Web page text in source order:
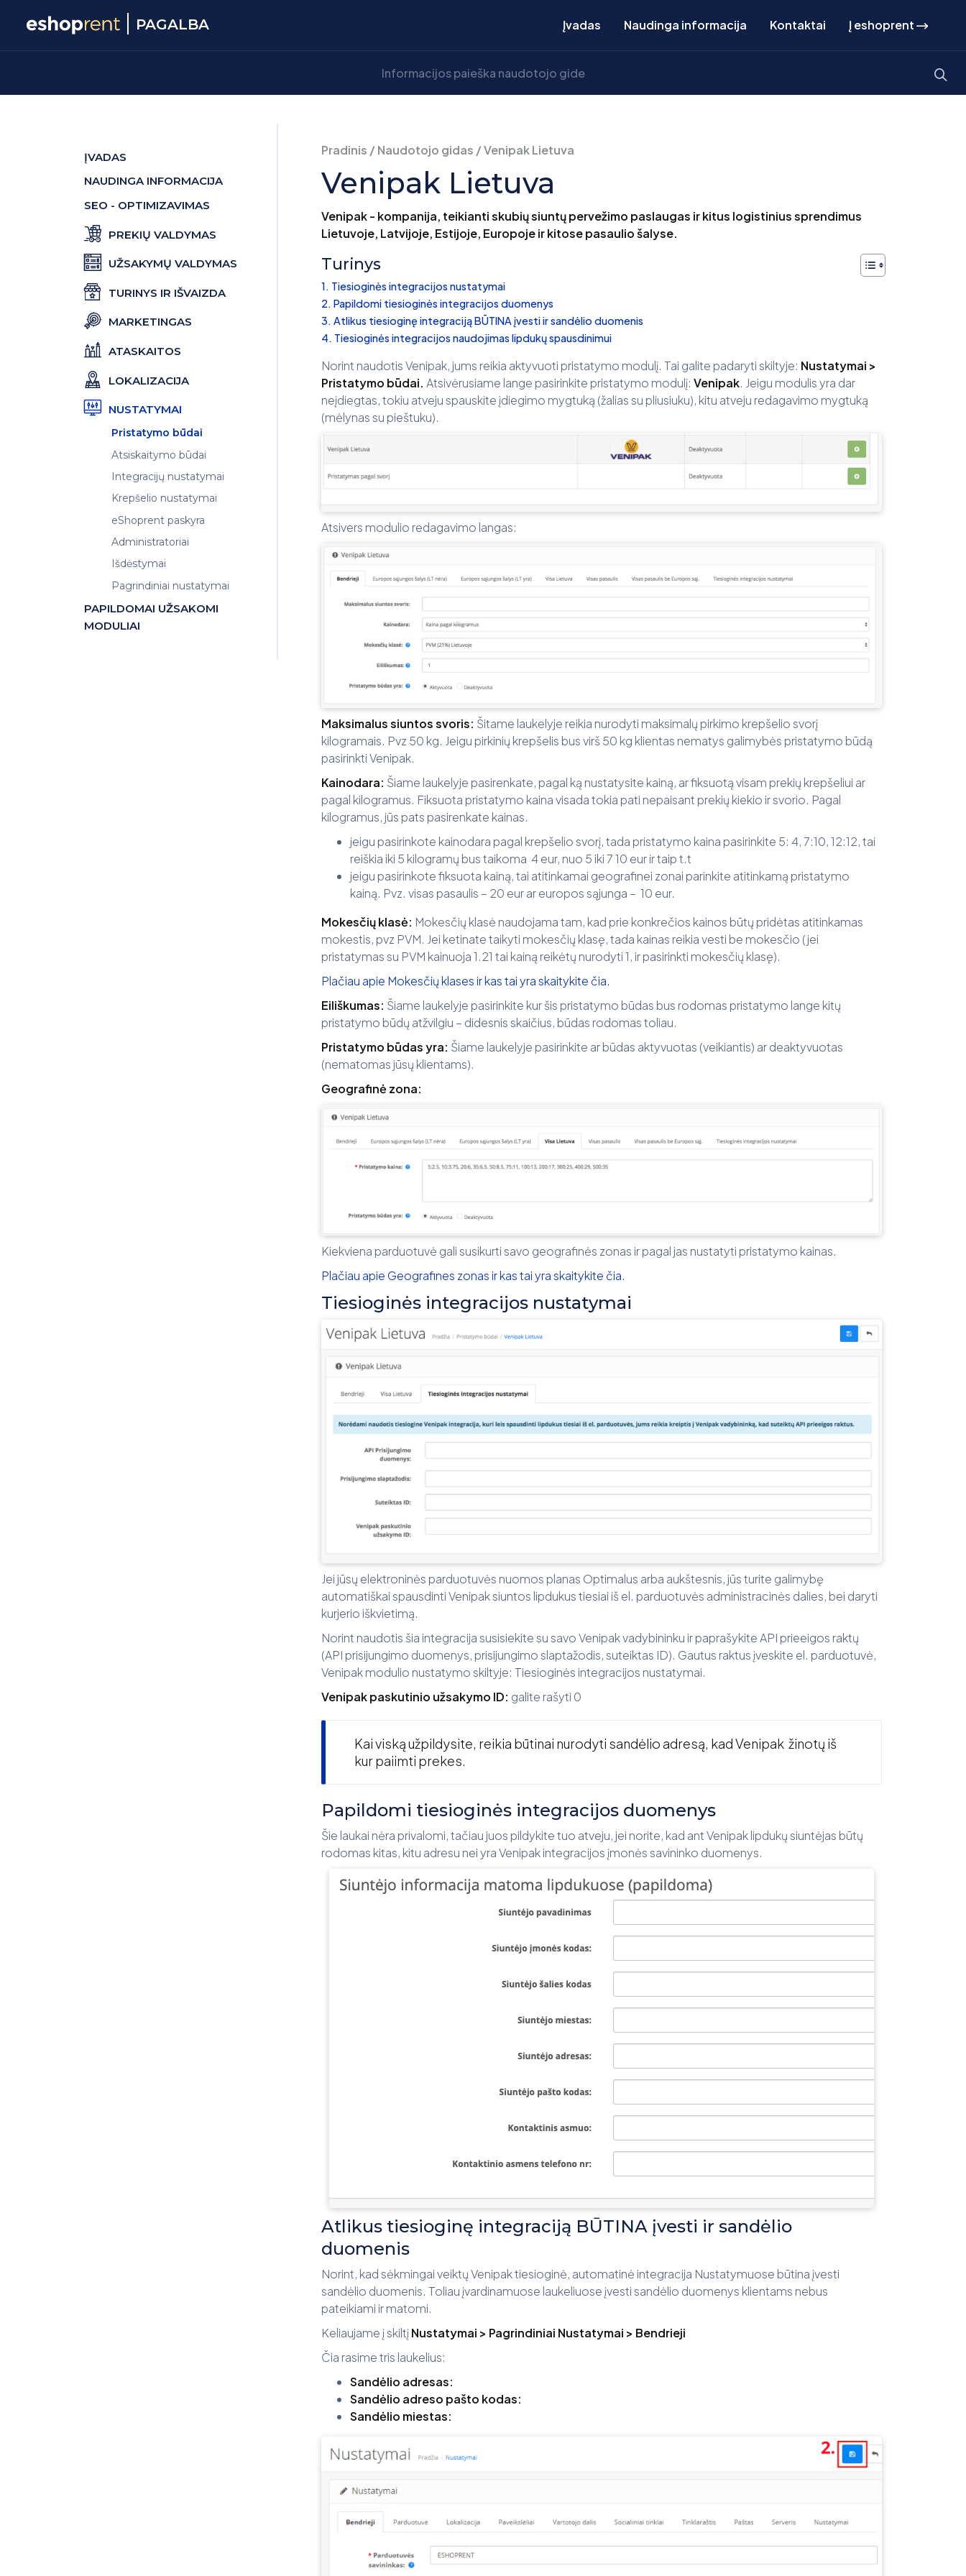
PAGALBA Įvadas Naudinga informacija Kontaktai Į eshoprent
Pradinis /Naudotojo gidas /Venipak Lietuva
Venipak Lietuva
Venipak - kompanija, teikianti skubių siuntų pervežimo paslaugas ir kitus logistinius sprendimus
Lietuvoje, Latvijoje, Estijoje, Europoje ir kitose pasaulio šalyse.
Turinys
Tiesioginės integracijos nustatymai
Papildomi tiesioginės integracijos duomenys
Atlikus tiesioginę integraciją BŪTINA įvesti ir sandėlio duomenis
Tiesioginės integracijos naudojimas lipdukų spausdinimui
Norint naudotis Venipak, jums reikia aktyvuoti pristatymo modulį. Tai galite padaryti skiltyje: Nustatymai >
Pristatymo būdai. Atsivėrusiame lange pasirinkite pristatymo modulį: Venipak. Jeigu modulis yra dar
neįdiegtas, tokiu atveju spauskite įdiegimo mygtuką (žalias su pliusiuku), kitu atveju redagavimo mygtuką
(mėlynas su pieštuku).
Atsivers modulio redagavimo langas:
Maksimalus siuntos svoris: Šitame laukelyje reikia nurodyti maksimalų pirkimo krepšelio svorį
kilogramais. Pvz 50 kg. Jeigu pirkinių krepšelis bus virš 50 kg klientas nematys galimybės pristatymo būdą
pasirinkti Venipak.
Kainodara: Šiame laukelyje pasirenkate, pagal ką nustatysite kainą, ar fiksuotą visam prekių krepšeliui ar
pagal kilogramus. Fiksuota pristatymo kaina visada tokia pati nepaisant prekių kiekio ir svorio. Pagal
kilogramus, jūs pats pasirenkate kainas.
jeigu pasirinkote kainodara pagal krepšelio svorį, tada pristatymo kaina pasirinkite 5: 4, 7:10, 12:12, tai
reiškia iki 5 kilogramų bus taikoma 4 eur, nuo 5 iki 7 10 eur ir taip t.t
jeigu pasirinkote fiksuota kainą, tai atitinkamai geografinei zonai parinkite atitinkamą pristatymo
kainą. Pvz. visas pasaulis – 20 eur ar europos sąjunga – 10 eur.
Mokesčių klasė: Mokesčių klasė naudojama tam, kad prie konkrečios kainos būtų pridėtas atitinkamas
mokestis, pvz PVM. Jei ketinate taikyti mokesčių klasę, tada kainas reikia vesti be mokesčio (jei
pristatymas su PVM kainuoja 1.21 tai kainą reikėtų nurodyti 1, ir pasirinkti mokesčių klasę).
Plačiau apie Mokesčių klases ir kas tai yra skaitykite čia.
Eiliškumas: Šiame laukelyje pasirinkite kur šis pristatymo būdas bus rodomas pristatymo lange kitų
pristatymo būdų atžvilgiu – didesnis skaičius, būdas rodomas toliau.
Pristatymo būdas yra: Šiame laukelyje pasirinkite ar būdas aktyvuotas (veikiantis) ar deaktyvuotas
(nematomas jūsų klientams).
Geografinė zona:
Kiekviena parduotuvė gali susikurti savo geografinės zonas ir pagal jas nustatyti pristatymo kainas.
Plačiau apie Geografines zonas ir kas tai yra skaitykite čia.
Tiesioginės integracijos nustatymai
Jei jūsų elektroninės parduotuvės nuomos planas Optimalus arba aukštesnis, jūs turite galimybę
automatiškai spausdinti Venipak siuntos lipdukus tiesiai iš el. parduotuvės administracinės dalies, bei daryti
kurjerio iškvietimą.
Norint naudotis šia integracija susisiekite su savo Venipak vadybininku ir paprašykite API prieeigos raktų
(API prisijungimo duomenys, prisijungimo slaptažodis, suteiktas ID). Gautus raktus įveskite el. parduotuvė,
Venipak modulio nustatymo skiltyje: Tiesioginės integracijos nustatymai.
Venipak paskutinio užsakymo ID: galite rašyti 0
Kai viską užpildysite, reikia būtinai nurodyti sandėlio adresą, kad Venipak žinotų iš
kur paiimti prekes.
Papildomi tiesioginės integracijos duomenys
Šie laukai nėra privalomi, tačiau juos pildykite tuo atveju, jei norite, kad ant Venipak lipdukų siuntėjas būtų
rodomas kitas, kitu adresu nei yra Venipak integracijos įmonės savininko duomenys.
Atlikus tiesioginę integraciją BŪTINA įvesti ir sandėlio
duomenis
Norint, kad sėkmingai veiktų Venipak tiesioginė, automatinė integracija Nustatymuose būtina įvesti
sandėlio duomenis. Toliau įvardinamuose laukeliuose įvesti sandėlio duomenys klientams nebus
pateikiami ir matomi.
Keliaujame į skiltįNustatymai > Pagrindiniai Nustatymai > Bendrieji
Čia rasime tris laukelius:
Sandėlio adresas:
Sandėlio adreso pašto kodas:
Sandėlio miestas:
ĮVADAS
NAUDINGA INFORMACIJA
SEO - OPTIMIZAVIMAS
PREKIŲ VALDYMAS
UŽSAKYMŲ VALDYMAS
TURINYS IR IŠVAIZDA
MARKETINGAS
ATASKAITOS
LOKALIZACIJA
NUSTATYMAI
Pristatymo būdai
Atsiskaitymo būdai
Integracijų nustatymai
Krepšelio nustatymai
eShoprent paskyra
Administratoriai
Išdėstymai
Pagrindiniai nustatymai
PAPILDOMAI UŽSAKOMI
MODULIAI